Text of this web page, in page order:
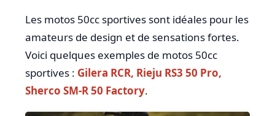
Les motos 50cc sportives sont idéales pour les
amateurs de design et de sensations fortes.
Voici quelques exemples de motos 50cc
sportives : Gilera RCR, Rieju RS3 50 Pro,
Sherco SM-R 50 Factory.